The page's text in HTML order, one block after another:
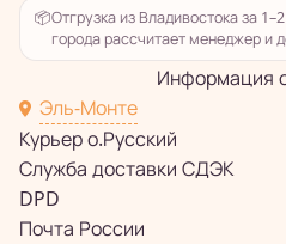
📦Отгрузка из Владивостока за
города рассчитает менеджер и
Информация
Эль-Монте
Курьер о.Русский
Служба доставки СДЭК
DPD
Почта России